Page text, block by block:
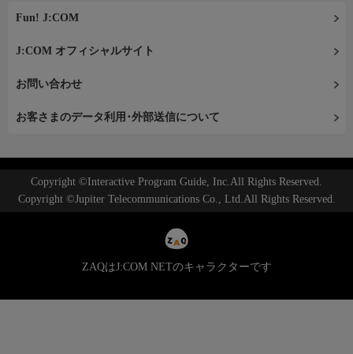
Fun! J:COM
J:COM オフィシャルサイト
お問い合わせ
お客さまのデータ利用･外部送信について
Copyright ©Interactive Program Guide, Inc.All Rights Reserved.
Copyright ©Jupiter Telecommunications Co., Ltd.All Rights Reserved.
ZAQはJ:COM NETのキャラクターです